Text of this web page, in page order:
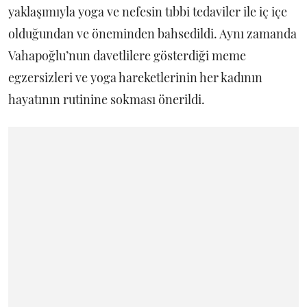
yaklaşımıyla yoga ve nefesin tıbbi tedaviler ile iç içe
olduğundan ve öneminden bahsedildi. Aynı zamanda
Vahapoğlu’nun davetlilere gösterdiği meme
egzersizleri ve yoga hareketlerinin her kadının
hayatının rutinine sokması önerildi.